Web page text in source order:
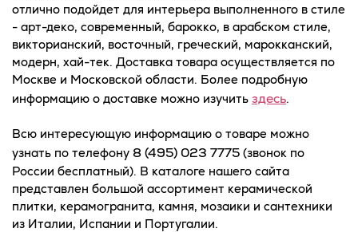
отлично подойдет для интерьера выполненного в стиле
- арт-деко, современный, барокко, в арабском стиле,
викторианский, восточный, греческий, марокканский,
модерн, хай-тек. Доставка товара осуществляется по
Москве и Московской области. Более подробную
информацию о доставке можно изучить здесь.
Всю интересующую информацию о товаре можно
узнать по телефону 8 (495) 023 7775 (звонок по
России бесплатный). В каталоге нашего сайта
представлен большой ассортимент керамической
плитки, керамогранита, камня, мозаики и сантехники
из Италии, Испании и Португалии.